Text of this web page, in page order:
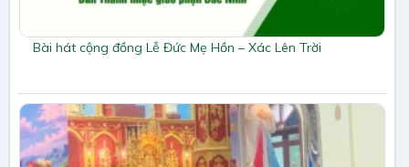
Bài hát cộng đồng Lễ Đức Mẹ Hồn – Xác Lên Trời